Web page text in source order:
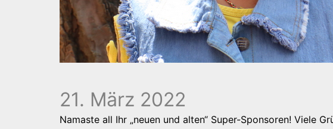
21. März 2022
Namaste all Ihr „neuen und alten“ Super-Sponsoren! Viele